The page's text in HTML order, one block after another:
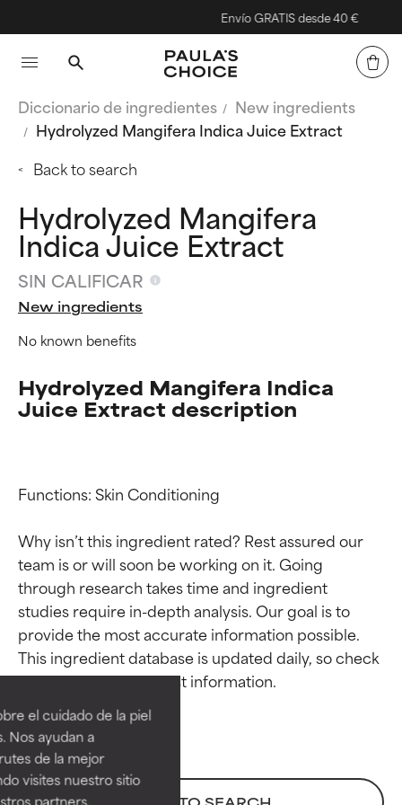
el cuidado de la piel
Nos ayudan a
de la mejor
visites nuestro sitio
partners,
Envío GRATIS desde 40 €
Diccionario de ingredientes
New ingredients
Hydrolyzed Mangifera Indica Juice Extract
Back to search
Hydrolyzed Mangifera
Indica Juice Extract
SIN CALIFICAR
New ingredients
No known benefits
Hydrolyzed Mangifera Indica
Juice Extract description
Functions: Skin Conditioning
Why isn’t this ingredient rated? Rest assured our
team is or will soon be working on it. Going
through research takes time and ingredient
studies require in-depth analysis. Our goal is to
provide the most accurate information possible.
This ingredient database is updated daily, so check
Calificaciones de
ingredientes
EXCELENTE
Ingrediente sobresaliente con
beneficios reales para la piel. Su
eficacia está demostrada y
Calificaciones de
ingredientes
EXCELENTE
Ingrediente sobresaliente con
beneficios reales para la piel. Su
eficacia está demostrada y